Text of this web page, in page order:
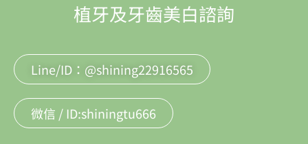
植牙及牙齒美白諮詢
Line/ID：@shining22916565
微信 / ID:shiningtu666